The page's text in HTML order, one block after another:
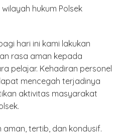
hukum Polsek
hari ini kami lakukan
rasa aman kepada
pelajar. Kehadiran personel
mencegah terjadinya
aktivitas masyarakat
tertib, dan kondusif.